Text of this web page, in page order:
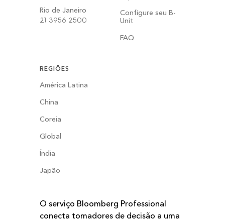
Rio de Janeiro
21 3956 2500
Configure seu B-
Unit
FAQ
REGIÕES
América Latina
China
Coreia
Global
Índia
Japão
O serviço Bloomberg Professional
conecta tomadores de decisão a uma